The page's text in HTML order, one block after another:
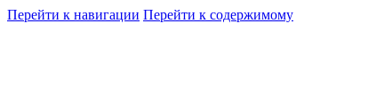
Перейти к навигации Перейти к содержимому